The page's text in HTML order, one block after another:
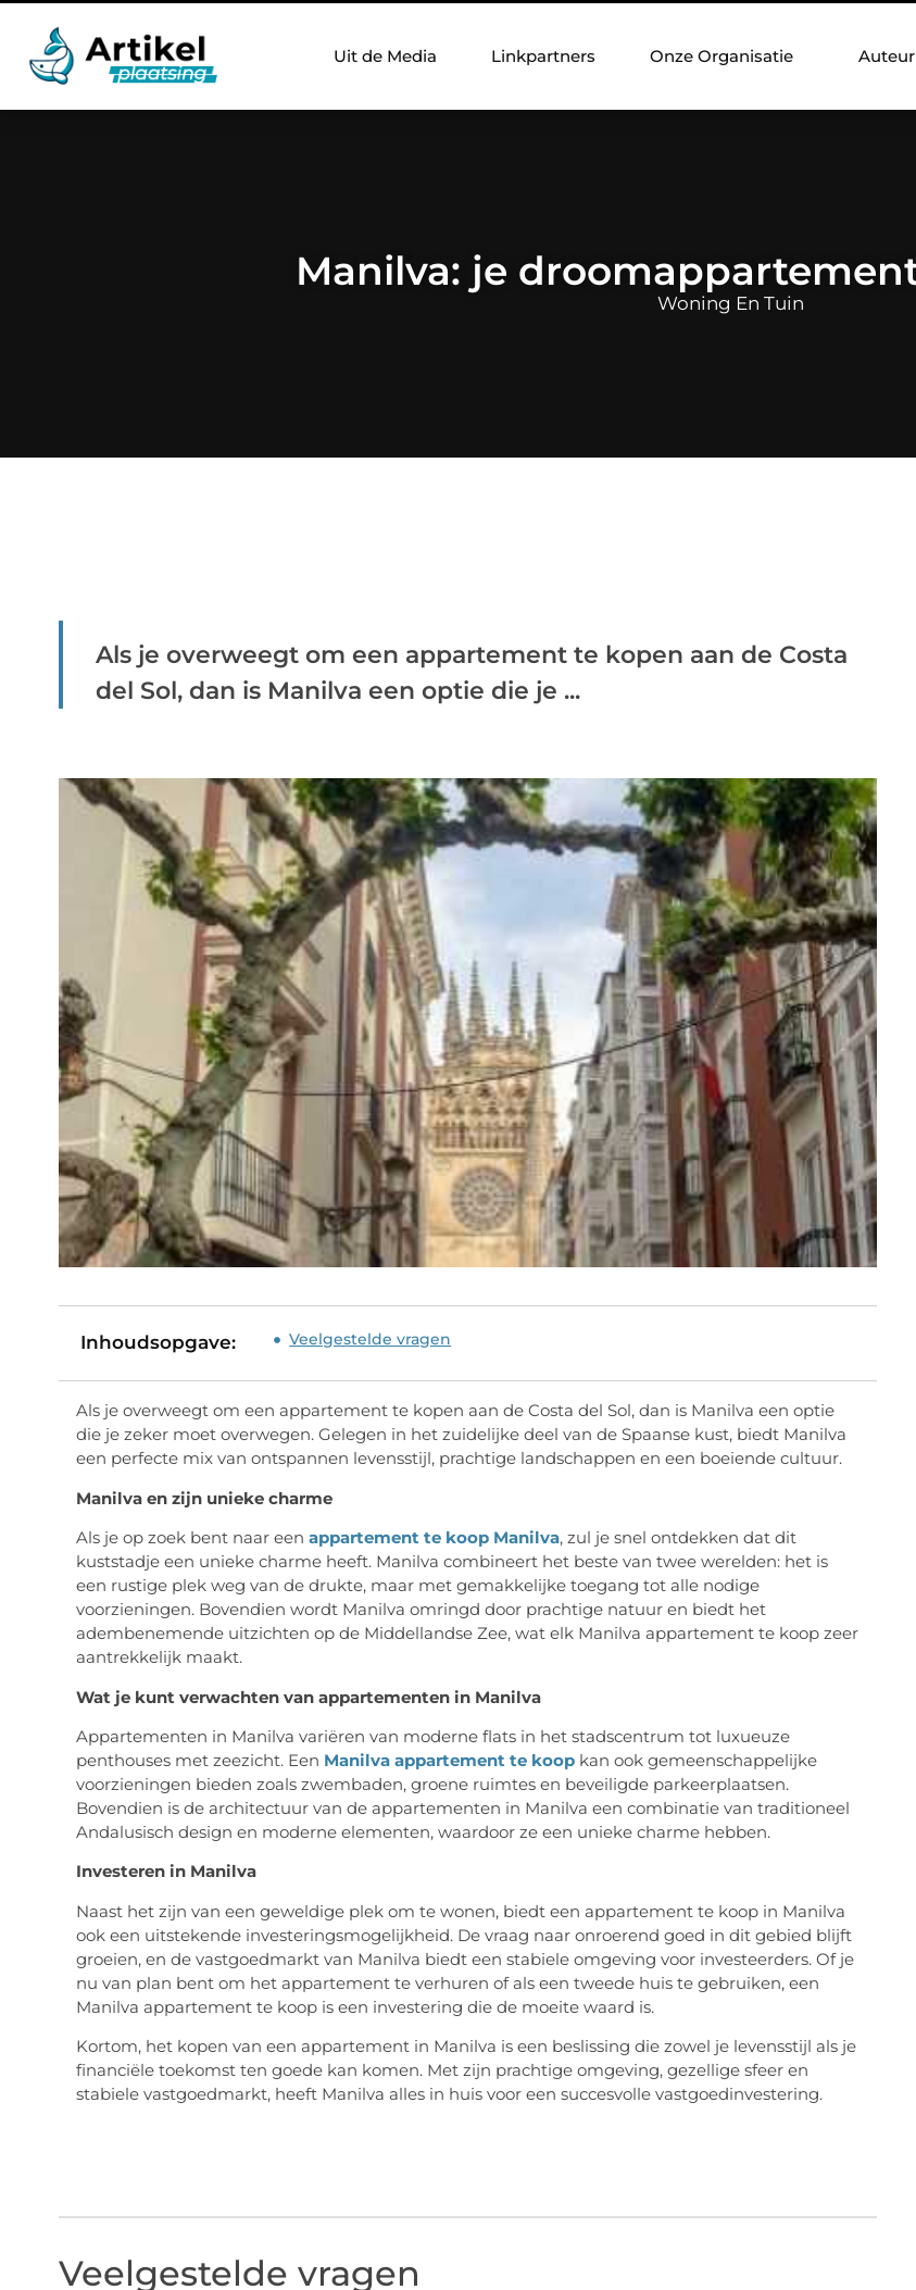
Uit de Media Linkpartners Onze Organisatie
Manilva: je
Woning En Tuin
Als je overweegt om een appartement te kopen aan de Costa
del Sol, dan is Manilva een optie die je ...
Inhoudsopgave: Veelgestelde vragen
Als je overweegt om een appartement te kopen aan de Costa del Sol, dan is Manilva een optie
die je zeker moet overwegen. Gelegen in het zuidelijke deel van de Spaanse kust, biedt Manilva
een perfecte mix van ontspannen levensstijl, prachtige landschappen en een boeiende cultuur.
Manilva en zijn unieke charme
Als je op zoek bent naar een appartement te koop Manilva, zul je snel ontdekken dat dit
kuststadje een unieke charme heeft. Manilva combineert het beste van twee werelden: het is
een rustige plek weg van de drukte, maar met gemakkelijke toegang tot alle nodige
voorzieningen. Bovendien wordt Manilva omringd door prachtige natuur en biedt het
adembenemende uitzichten op de Middellandse Zee, wat elk Manilva appartement te koop zeer
aantrekkelijk maakt.
Wat je kunt verwachten van appartementen in Manilva
Appartementen in Manilva variëren van moderne flats in het stadscentrum tot luxueuze
penthouses met zeezicht. Een Manilva appartement te koopkan ook gemeenschappelijke
voorzieningen bieden zoals zwembaden, groene ruimtes en beveiligde parkeerplaatsen.
Bovendien is de architectuur van de appartementen in Manilva een combinatie van traditioneel
Andalusisch design en moderne elementen, waardoor ze een unieke charme hebben.
Investeren in Manilva
Naast het zijn van een geweldige plek om te wonen, biedt een appartement te koop in Manilva
ook een uitstekende investeringsmogelijkheid. De vraag naar onroerend goed in dit gebied blijft
groeien, en de vastgoedmarkt van Manilva biedt een stabiele omgeving voor investeerders. Of je
nu van plan bent om het appartement te verhuren of als een tweede huis te gebruiken, een
Manilva appartement te koop is een investering die de moeite waard is.
Kortom, het kopen van een appartement in Manilva is een beslissing die zowel je levensstijl als je
financiële toekomst ten goede kan komen. Met zijn prachtige omgeving, gezellige sfeer en
stabiele vastgoedmarkt, heeft Manilva alles in huis voor een succesvolle vastgoedinvestering.
Veelgestelde vragen